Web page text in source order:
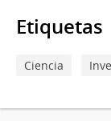
Etiquetas
Ciencia